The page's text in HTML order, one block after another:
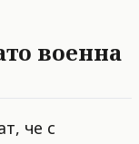
военна
че с